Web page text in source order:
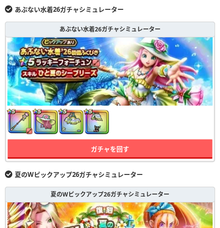
あぶない水着26ガチャシミュレーター
あぶない水着26ガチャシミュレーター
ガチャを回す
夏のWピックアップ26ガチャシミュレーター
夏のWピックアップ26ガチャシミュレーター